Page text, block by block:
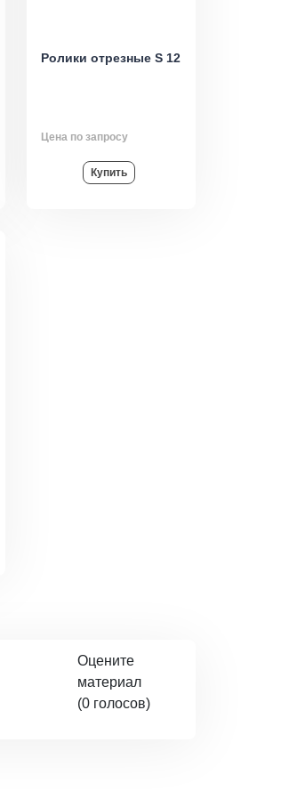
Ролики отрезные S 12
Цена по запросу
Купить
Оцените
материал
(0 голосов)